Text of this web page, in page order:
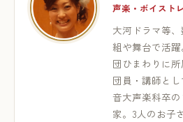
声楽・ボイスト
大河ドラマ等
組や舞台で活
団ひまわりに
団員・講師と
音大声楽科卒
家。3人のお子